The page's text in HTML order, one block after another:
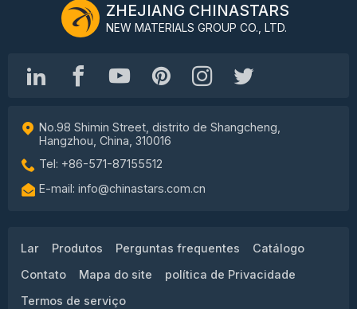
ZHEJIANG CHINASTARS
NEW MATERIALS GROUP CO., LTD.
No.98 Shimin Street, distrito de Shangcheng,
Hangzhou, China, 310016
Tel: +86-571-87155512
E-mail: info@chinastars.com.cn
Lar Produtos Perguntas frequentes
Catálogo
Contato
Mapa do site
política de Privacidade
Termos de serviço